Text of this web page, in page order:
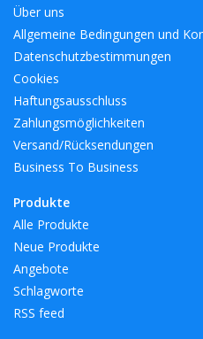
Über uns
Allgemeine Bedingungen und
Datenschutzbestimmungen
Cookies
Haftungsausschluss
Zahlungsmöglichkeiten
Versand/Rücksendungen
Business To Business
Produkte
Alle Produkte
Neue Produkte
Angebote
Schlagworte
RSS feed